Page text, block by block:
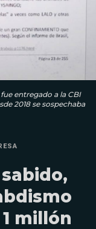
entregado a la CBI
2018 se sospechaba
millón